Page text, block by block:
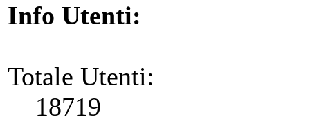
Info Utenti:
Totale Utenti:
18719